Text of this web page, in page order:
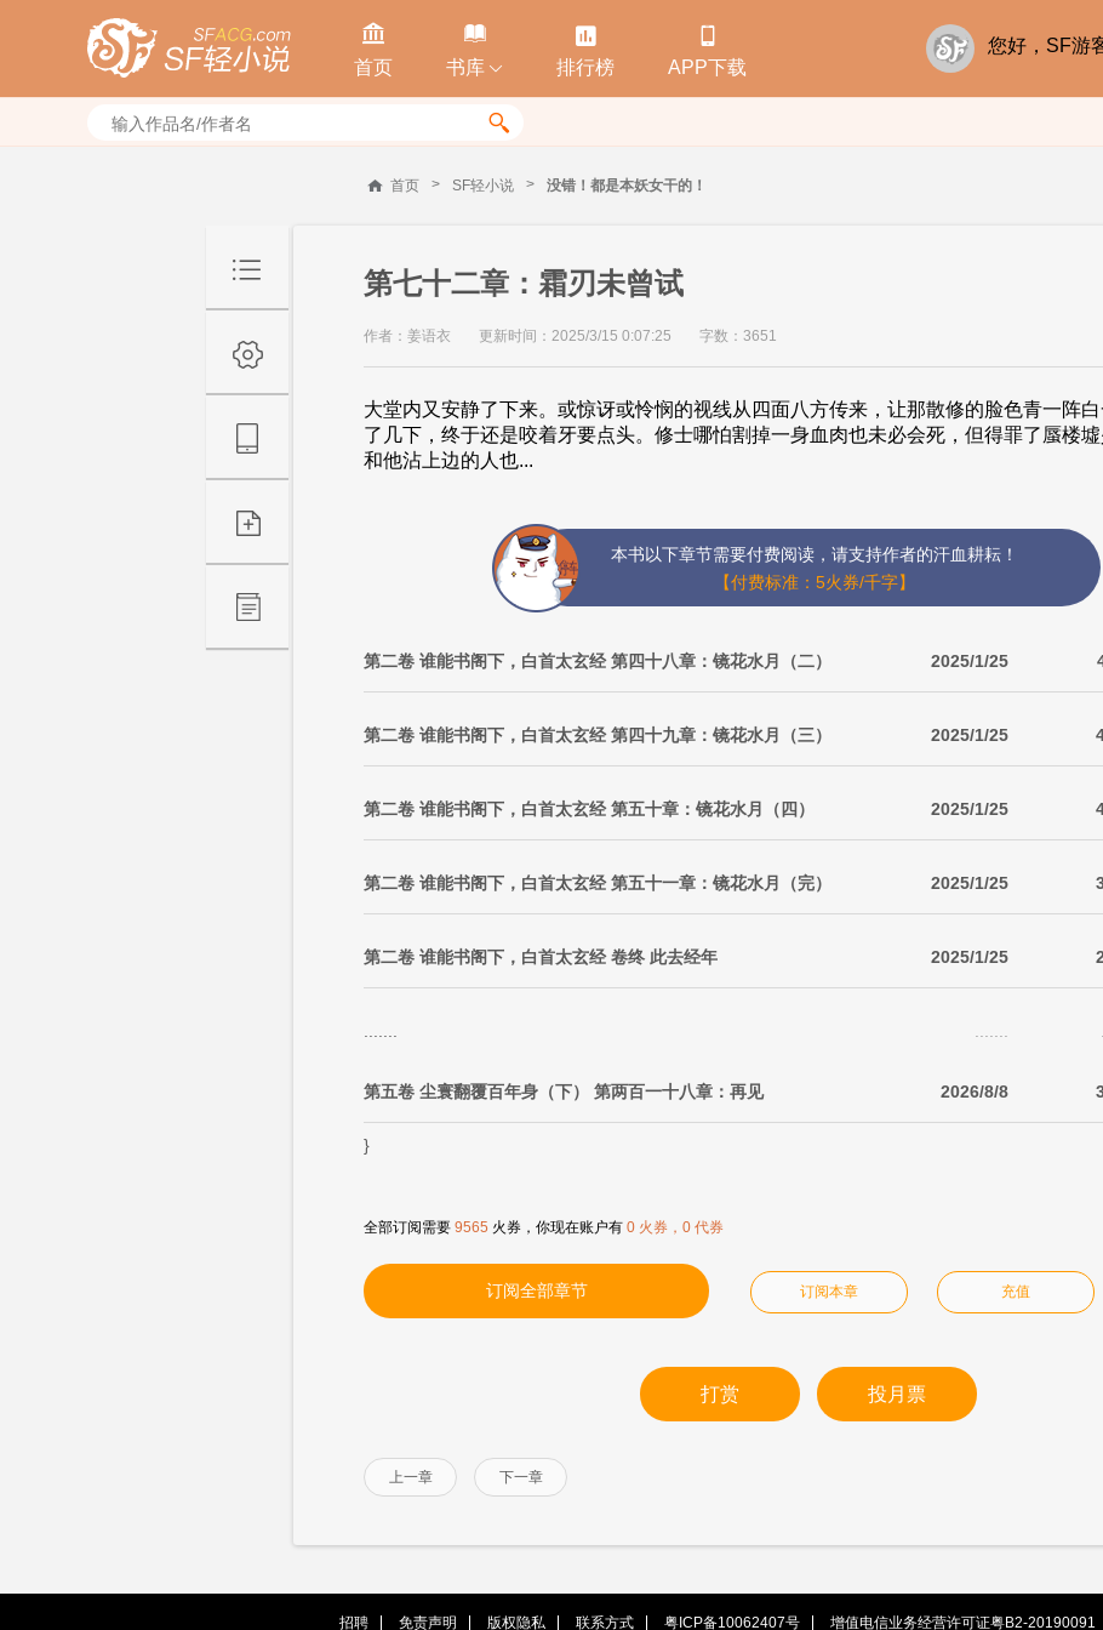

首页

书库 

排行榜

APP下载
您好，SF游

首页 > SF轻小说 > 没错！都是本妖女干的！
第七十二章：霜刃未曾试
作者：姜语衣 更新时间：2025/3/15 0:07:25 字数：3651
大堂内又安静了下来。或惊讶或怜悯的视线从四面八方传来，让那散修的脸色青一阵
了几下，终于还是咬着牙要点头。修士哪怕割掉一身血肉也未必会死，但得罪了蜃楼墟
和他沾上边的人也...
本书以下章节需要付费阅读，请支持作者的汗血耕耘！
【付费标准：5火券/千字】
第二卷 谁能书阁下，白首太玄经 第四十八章：镜花水月（二） 2025/1/25
第二卷 谁能书阁下，白首太玄经 第四十九章：镜花水月（三） 2025/1/25
第二卷 谁能书阁下，白首太玄经 第五十章：镜花水月（四） 2025/1/25
第二卷 谁能书阁下，白首太玄经 第五十一章：镜花水月（完） 2025/1/25
第二卷 谁能书阁下，白首太玄经 卷终 此去经年 2025/1/25
第五卷 尘寰翻覆百年身（下） 第两百一十八章：再见 2026/8/8
}
全部订阅需要 9565 火券，你现在账户有 0 火券，0 代券
订阅全部章节 订阅本章 充值
打赏 投月票
上一章 下一章
招聘 免责声明 版权隐私 联系方式 粤ICP备10062407号 增值电信业务经营许可证粤B2-20190091